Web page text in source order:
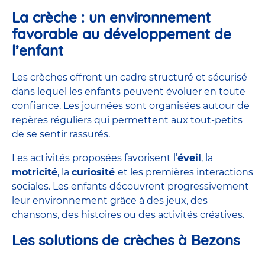
La crèche : un environnement
favorable au développement de
l’enfant
Les crèches offrent un cadre structuré et sécurisé
dans lequel les enfants peuvent évoluer en toute
confiance. Les journées sont organisées autour de
repères réguliers qui permettent aux tout-petits
de se sentir rassurés.
Les activités proposées favorisent l’éveil, la
motricité, la curiosité et les premières interactions
sociales. Les enfants découvrent progressivement
leur environnement grâce à des jeux, des
chansons, des histoires ou des activités créatives.
Les solutions de crèches à Bezons